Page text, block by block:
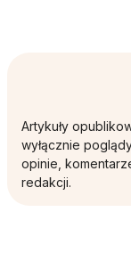
Artykuły
wyłącznie
opinie,
redakcji.